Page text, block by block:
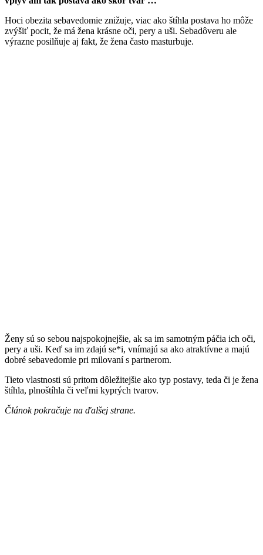
Hoci obezita sebavedomie znižuje, viac ako štíhla postava ho môže
zvýšiť pocit, že má žena krásne oči, pery a uši. Sebadôveru ale
výrazne posilňuje aj fakt, že žena často masturbuje.
Ženy sú so sebou najspokojnejšie, ak sa im samotným páčia ich oči,
pery a uši. Keď sa im zdajú se*i, vnímajú sa ako atraktívne a majú
dobré sebavedomie pri milovaní s partnerom.
Tieto vlastnosti sú pritom dôležitejšie ako typ postavy, teda či je žena
štíhla, plnoštíhla či veľmi kyprých tvarov.
Článok pokračuje na ďalšej strane.